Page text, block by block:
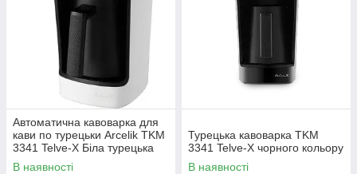
Автоматична кавоварка для
кави по турецьки Arcelik TKM
3341 Telve-X Біла турецька
кавомашина
В наявності
Турецька кавоварка TKM
3341 Telve-X чорного кольору
В наявності